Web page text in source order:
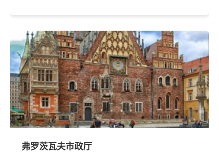
弗罗茨瓦夫市政厅